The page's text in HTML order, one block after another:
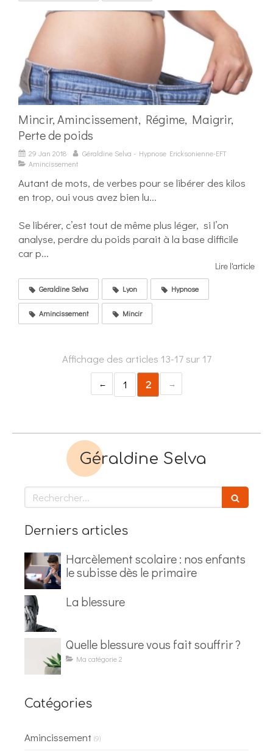
Mincir, Amincissement, Régime, Maigrir,
Perte de poids
29 Jan 2018
Géraldine Selva - Hypnose Ericksonienne-EFT
Amincissement
Autant de mots, de verbes pour se libérer des kilos
en trop, oui vous avez bien lu...
Se libérer, c’est tout de même plus léger, si l’on
analyse, perdre du poids parait à la base difficile
car p...
Lire l'article
Geraldine Selva Lyon Hypnose
Amincissement Mincir
Affichage des articles 13-17 sur 17
1
2
Géraldine Selva
Rechercher
Derniers articles
Harcèlement scolaire : nos enfants
le subisse dès le primaire
La blessure
Quelle blessure vous fait souffrir ?
Ma catégorie 2
Catégories
Amincissement (9)